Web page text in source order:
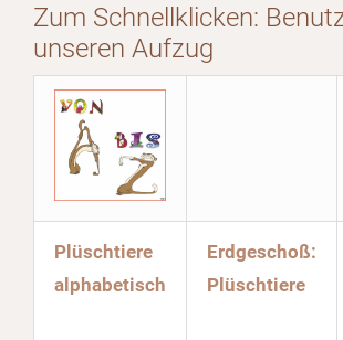
Zum Schnellklicken:
unseren Aufzug
Plüschtiere
alphabetisch
Erdgeschoß:
Plüschtiere